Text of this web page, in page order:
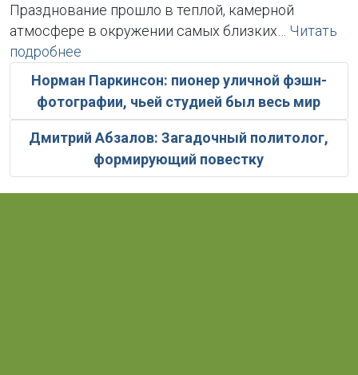
Празднование прошло в теплой, камерной
атмосфере в окружении самых близких… Читать
подробнее
Норман Паркинсон: пионер уличной фэшн-
фотографии, чьей студией был весь мир
Дмитрий Абзалов: Загадочный политолог,
формирующий повестку